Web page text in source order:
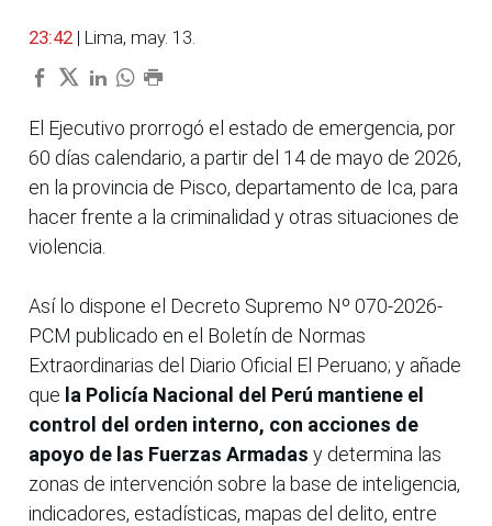
23:42 | Lima, may. 13.
El Ejecutivo prorrogó el estado de emergencia, por
60 días calendario, a partir del 14 de mayo de 2026,
en la provincia de Pisco, departamento de Ica, para
hacer frente a la criminalidad y otras situaciones de
violencia.
Así lo dispone el Decreto Supremo Nº 070-2026-
PCM publicado en el Boletín de Normas
Extraordinarias del Diario Oficial El Peruano; y añade
que la Policía Nacional del Perú mantiene el
control del orden interno, con acciones de
apoyo de las Fuerzas Armadas y determina las
zonas de intervención sobre la base de inteligencia,
indicadores, estadísticas, mapas del delito, entre